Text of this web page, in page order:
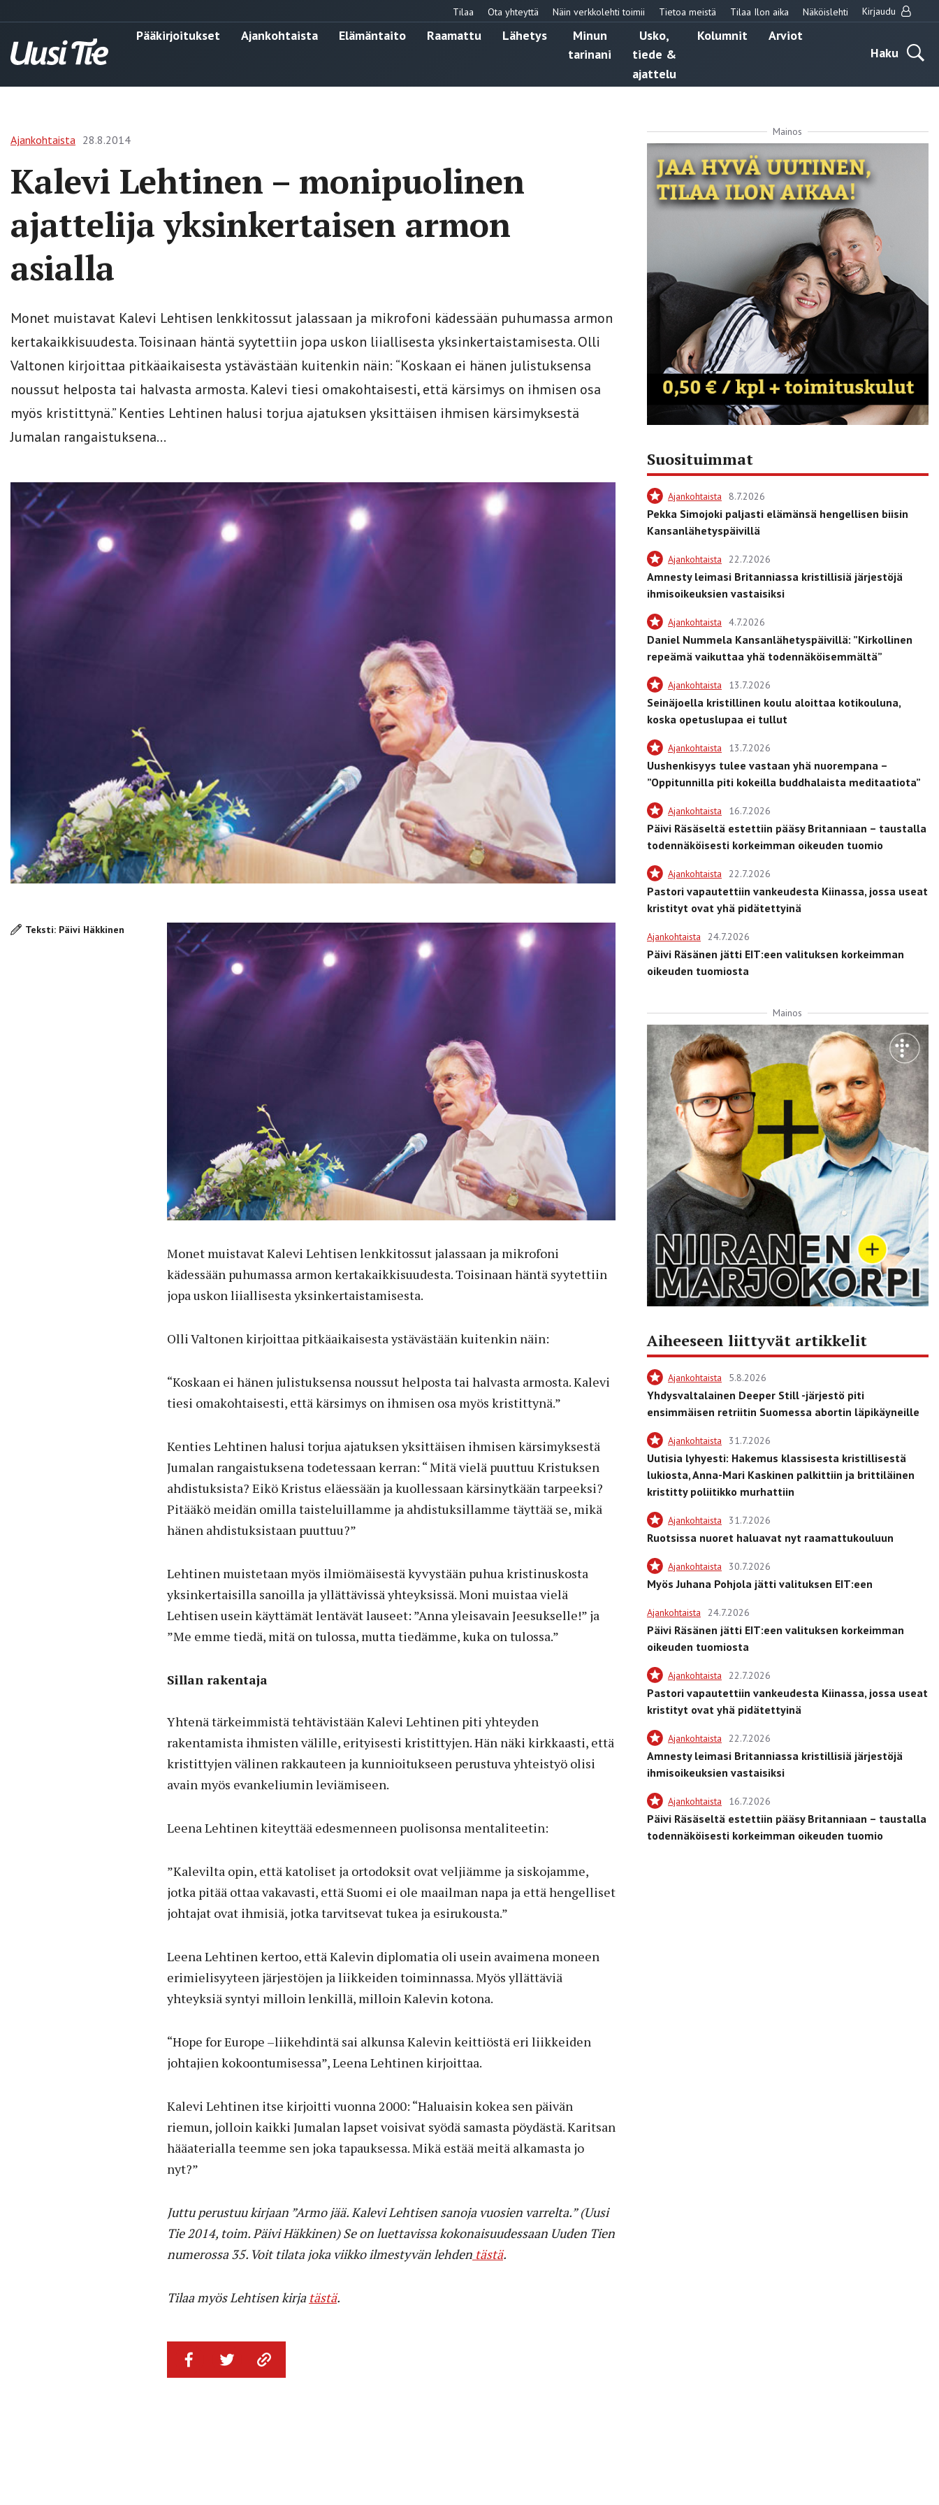
Tilaa Ota yhteyttä Näin verkkolehti toimii Tietoa meistä Tilaa Ilon aika Näköislehti Kirjaudu
Pääkirjoitukset Ajankohtaista Elämäntaito Raamattu Lähetys
Minun
tarinani
Usko,
tiede &
ajattelu
Kolumnit
Arviot
Haku
Ajankohtaista 28.8.2014
Kalevi Lehtinen – monipuolinen
ajattelija yksinkertaisen armon
asialla
Monet muistavat Kalevi Lehtisen lenkkitossut jalassaan ja mikrofoni kädessään puhumassa armon
kertakaikkisuudesta. Toisinaan häntä syytettiin jopa uskon liiallisesta yksinkertaistamisesta. Olli
Valtonen kirjoittaa pitkäaikaisesta ystävästään kuitenkin näin: “Koskaan ei hänen julistuksensa
noussut helposta tai halvasta armosta. Kalevi tiesi omakohtaisesti, että kärsimys on ihmisen osa
myös kristittynä.” Kenties Lehtinen halusi torjua ajatuksen yksittäisen ihmisen kärsimyksestä
Jumalan rangaistuksena...
Teksti: Päivi Häkkinen
Monet muistavat Kalevi Lehtisen lenkkitossut jalassaan ja mikrofoni
kädessään puhumassa armon kertakaikkisuudesta. Toisinaan häntä syytettiin
jopa uskon liiallisesta yksinkertaistamisesta.
Olli Valtonen kirjoittaa pitkäaikaisesta ystävästään kuitenkin näin:
“Koskaan ei hänen julistuksensa noussut helposta tai halvasta armosta. Kalevi
tiesi omakohtaisesti, että kärsimys on ihmisen osa myös kristittynä.”
Kenties Lehtinen halusi torjua ajatuksen yksittäisen ihmisen kärsimyksestä
Jumalan rangaistuksena todetessaan kerran: “ Mitä vielä puuttuu Kristuksen
ahdistuksista? Eikö Kristus eläessään ja kuollessaan kärsinytkään tarpeeksi?
Pitääkö meidän omilla taisteluillamme ja ahdistuksillamme täyttää se, mikä
hänen ahdistuksistaan puuttuu?”
Lehtinen muistetaan myös ilmiömäisestä kyvystään puhua kristinuskosta
yksinkertaisilla sanoilla ja yllättävissä yhteyksissä. Moni muistaa vielä
Lehtisen usein käyttämät lentävät lauseet: ”Anna yleisavain Jeesukselle!” ja
”Me emme tiedä, mitä on tulossa, mutta tiedämme, kuka on tulossa.”
Sillan rakentaja
Yhtenä tärkeimmistä tehtävistään Kalevi Lehtinen piti yhteyden
rakentamista ihmisten välille, erityisesti kristittyjen. Hän näki kirkkaasti, että
kristittyjen välinen rakkauteen ja kunnioitukseen perustuva yhteistyö olisi
avain myös evankeliumin leviämiseen.
Leena Lehtinen kiteyttää edesmenneen puolisonsa mentaliteetin:
”Kalevilta opin, että katoliset ja ortodoksit ovat veljiämme ja siskojamme,
jotka pitää ottaa vakavasti, että Suomi ei ole maailman napa ja että hengelliset
johtajat ovat ihmisiä, jotka tarvitsevat tukea ja esirukousta.”
Leena Lehtinen kertoo, että Kalevin diplomatia oli usein avaimena moneen
erimielisyyteen järjestöjen ja liikkeiden toiminnassa. Myös yllättäviä
yhteyksiä syntyi milloin lenkillä, milloin Kalevin kotona.
“Hope for Europe –liikehdintä sai alkunsa Kalevin keittiöstä eri liikkeiden
johtajien kokoontumisessa”, Leena Lehtinen kirjoittaa.
Kalevi Lehtinen itse kirjoitti vuonna 2000: “Haluaisin kokea sen päivän
riemun, jolloin kaikki Jumalan lapset voisivat syödä samasta pöydästä. Karitsan
hääaterialla teemme sen joka tapauksessa. Mikä estää meitä alkamasta jo
nyt?”
Juttu perustuu kirjaan ”Armo jää. Kalevi Lehtisen sanoja vuosien varrelta.” (Uusi
Tie 2014, toim. Päivi Häkkinen) Se on luettavissa kokonaisuudessaan Uuden Tien
numerossa 35. Voit tilata joka viikko ilmestyvän lehden tästä.
Tilaa myös Lehtisen kirja tästä.
Mainos
Suosituimmat
Ajankohtaista 8.7.2026
Pekka Simojoki paljasti elämänsä hengellisen biisin
Kansanlähetyspäivillä
Ajankohtaista 22.7.2026
Amnesty leimasi Britanniassa kristillisiä järjestöjä
ihmisoikeuksien vastaisiksi
Ajankohtaista 4.7.2026
Daniel Nummela Kansanlähetyspäivillä: ”Kirkollinen
repeämä vaikuttaa yhä todennäköisemmältä”
Ajankohtaista 13.7.2026
Seinäjoella kristillinen koulu aloittaa kotikouluna,
koska opetuslupaa ei tullut
Ajankohtaista 13.7.2026
Uushenkisyys tulee vastaan yhä nuorempana –
”Oppitunnilla piti kokeilla buddhalaista meditaatiota”
Ajankohtaista 16.7.2026
Päivi Räsäseltä estettiin pääsy Britanniaan – taustalla
todennäköisesti korkeimman oikeuden tuomio
Ajankohtaista 22.7.2026
Pastori vapautettiin vankeudesta Kiinassa, jossa useat
kristityt ovat yhä pidätettyinä
Ajankohtaista 24.7.2026
Päivi Räsänen jätti EIT:een valituksen korkeimman
oikeuden tuomiosta
Mainos
Aiheeseen liittyvät artikkelit
Ajankohtaista 5.8.2026
Yhdysvaltalainen Deeper Still -järjestö piti
ensimmäisen retriitin Suomessa abortin läpikäyneille
Ajankohtaista 31.7.2026
Uutisia lyhyesti: Hakemus klassisesta kristillisestä
lukiosta, Anna-Mari Kaskinen palkittiin ja brittiläinen
kristitty poliitikko murhattiin
Ajankohtaista 31.7.2026
Ruotsissa nuoret haluavat nyt raamattukouluun
Ajankohtaista 30.7.2026
Myös Juhana Pohjola jätti valituksen EIT:een
Ajankohtaista 24.7.2026
Päivi Räsänen jätti EIT:een valituksen korkeimman
oikeuden tuomiosta
Ajankohtaista 22.7.2026
Pastori vapautettiin vankeudesta Kiinassa, jossa useat
kristityt ovat yhä pidätettyinä
Ajankohtaista 22.7.2026
Amnesty leimasi Britanniassa kristillisiä järjestöjä
ihmisoikeuksien vastaisiksi
Ajankohtaista 16.7.2026
Päivi Räsäseltä estettiin pääsy Britanniaan – taustalla
todennäköisesti korkeimman oikeuden tuomio